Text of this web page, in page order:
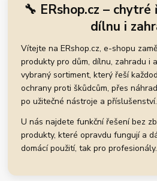
🔧 ERshop.cz –
dílnu i
Vítejte na ERshop.cz, e-shopu
produkty pro dům, dílnu, zahradu i
vybraný sortiment, který řeší
ochrany proti škůdcům, přes
po užitečné nástroje a příslušenství.
U nás najdete funkční řešení bez
produkty, které opravdu fungují a
domácí použití, tak pro profesionály.